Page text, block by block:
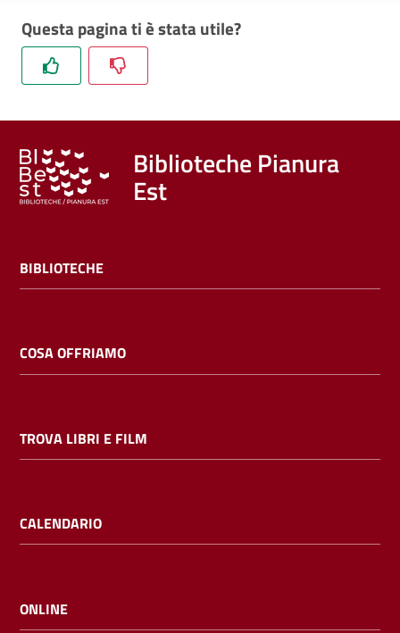
Questa pagina ti è stata utile?
Biblioteche Pianura
Est
BIBLIOTECHE
COSA OFFRIAMO
TROVA LIBRI E FILM
CALENDARIO
ONLINE